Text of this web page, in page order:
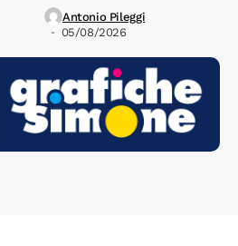
Antonio Pileggi
05/08/2026